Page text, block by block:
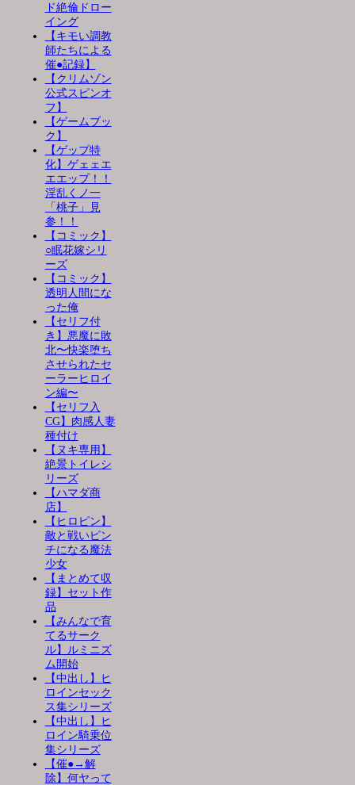
ド絶倫ドロー
イング
【キモい調教
師たちによる
催●記録】
【クリムゾン
公式スピンオ
フ】
【ゲームブッ
ク】
【ゲップ特
化】ゲェェエ
エエップ！！
淫乱くノ一
「桃子」見
参！！
【コミック】
○眠花嫁シリ
ーズ
【コミック】
透明人間にな
った俺
【セリフ付
き】悪魔に敗
北〜快楽堕ち
させられたセ
ーラーヒロイ
ン編〜
【セリフ入
CG】肉感人妻
種付け
【ヌキ専用】
絶景トイレシ
リーズ
【ハマダ商
店】
【ヒロピン】
敵と戦いピン
チになる魔法
少女
【まとめて収
録】セット作
品
【みんなで育
てるサーク
ル】ルミニズ
ム開始
【中出し】ヒ
ロインセック
ス集シリーズ
【中出し】ヒ
ロイン騎乗位
集シリーズ
【催●→解
除】何ヤって